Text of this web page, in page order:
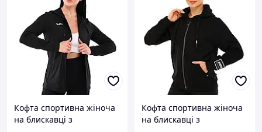
Кофта спортивна жіноча
на блискавці з
Кофта спортивна жіноча
на блискавці з